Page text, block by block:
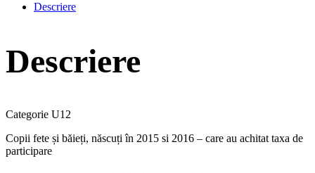
Descriere
Descriere
Categorie U12
Copii fete și băieți, născuți în 2015 si 2016 – care au achitat taxa de
participare